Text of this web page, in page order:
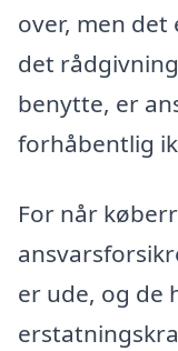
over, men
det
benytte, er
forhåbentlig
For når
er ude, og de